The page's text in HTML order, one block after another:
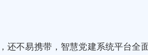
不易携带，智慧党建系统平台